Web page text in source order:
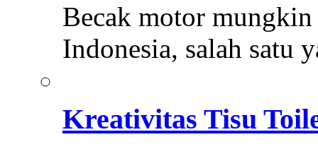
Becak motor
Indonesia, salah satu
Kreativitas Tisu